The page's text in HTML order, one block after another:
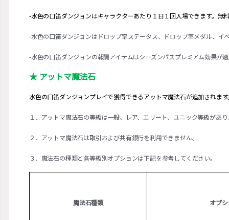
-水色の口笛ダンジョンはキャラクターあたり１日１回入場できます。
-水色の口笛ダンジョンはドロップ率ステータス、ドロップ率メダル、イ
-水色の口笛ダンジョンの報酬アイテムはシーズンパスプレミアム効果が
★ アットマ魔法石
水色の口笛ダンジョンプレイで獲得できるアットマ魔法石が追加されま
１．アットマ魔法石の等級は一般、レア、エリート、ユニック等級があ
２．アットマ魔法石は取引および共有銀行を利用できません。
３．魔法石の種類と各等級別オプションは下記を参考してください。
魔法石種類 オプ